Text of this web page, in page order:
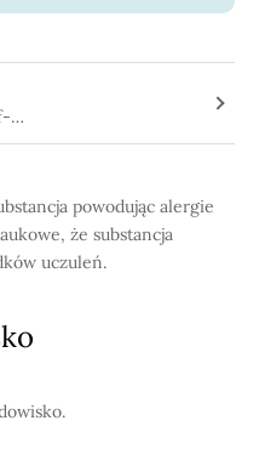
powodując alergie
że substancja
uczuleń.